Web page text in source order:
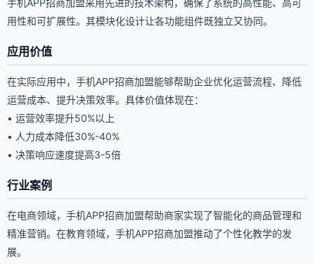
用性和可扩展性。其模块化设计让各功能组件既独立又协同。
应用价值
在实际应用中，手机APP招商加盟能够帮助企业优化运营流程、降低
运营成本、提升决策效率。具体价值体现在：
• 运营效率提升50%以上
• 人力成本降低30%-40%
• 决策响应速度提高3-5倍
行业案例
在电商领域，手机APP招商加盟帮助商家实现了智能化的商品管理和
精准营销。在教育领域，手机APP招商加盟推动了个性化教学的发
展。